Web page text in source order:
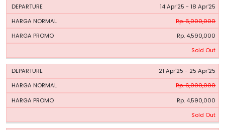
14 Apr'25 - 18 Apr'25
Rp. 6,000,000
Rp. 4,590,000
Sold Out
21 Apr'25 - 25 Apr'25
Rp. 6,000,000
Rp. 4,590,000
Sold Out